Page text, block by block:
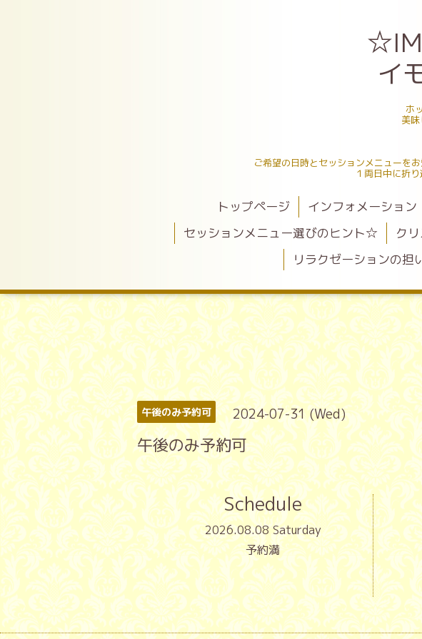
イ
ホ
美
ご希望の日時とセッションメニューを
１両日中に折
トップページ インフォメーション
セッションメニュー選びのヒント☆
ク
リラクゼーションの
午後のみ予約可 2024-07-31 (Wed)
午後のみ予約可
Schedule
2026.08.08 Saturday
予約満